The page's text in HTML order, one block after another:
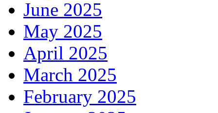
June 2025
May 2025
April 2025
March 2025
February 2025